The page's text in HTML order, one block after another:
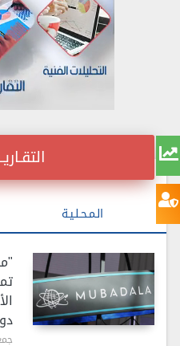
الـمـحـلـيـة